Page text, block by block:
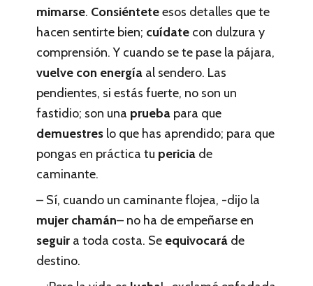
mimarse. Consiénteteesos detalles que te
hacen sentirte bien; cuídate con dulzura y
comprensión. Y cuando se te pase la pájara,
vuelve con energía al sendero. Las
pendientes, si estás fuerte, no son un
fastidio; son una prueba para que
demuestres lo que has aprendido; para que
pongas en práctica tu pericia de
caminante.
– Sí, cuando un caminante flojea, -dijo la
mujer chamán– no ha de empeñarse en
seguir a toda costa. Se equivocará de
destino.